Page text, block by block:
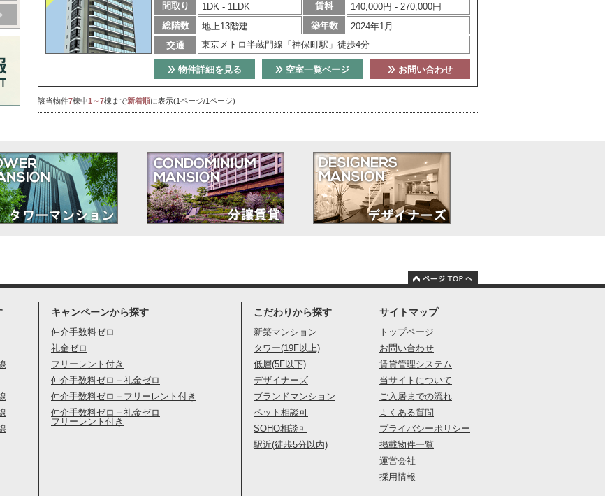
間取り
1DK - 1LDK 賃料
140,000円 - 270,000円
総階数
地上13階建 築年数
2024年1月
交通
東京メトロ半蔵門線「神保町駅」徒歩4分
お問い合わせ
空室一覧ページ
物件詳細を見る
該当物件7棟中1～7棟まで新着順に表示(1ページ/1ページ)
キャンペーンから探す
仲介手数料ゼロ
礼金ゼロ
フリーレント付き
仲介手数料ゼロ＋礼金ゼロ
仲介手数料ゼロ＋フリーレント付き
仲介手数料ゼロ＋礼金ゼロ
フリーレント付き
こだわりから探す
新築マンション
タワー(19F以上)
低層(5F以下)
デザイナーズ
ブランドマンション
ペット相談可
SOHO相談可
駅近(徒歩5分以内)
サイトマップ
トップページ
お問い合わせ
賃貸管理システム
当サイトについて
ご入居までの流れ
よくある質問
プライバシーポリシー
掲載物件一覧
運営会社
採用情報